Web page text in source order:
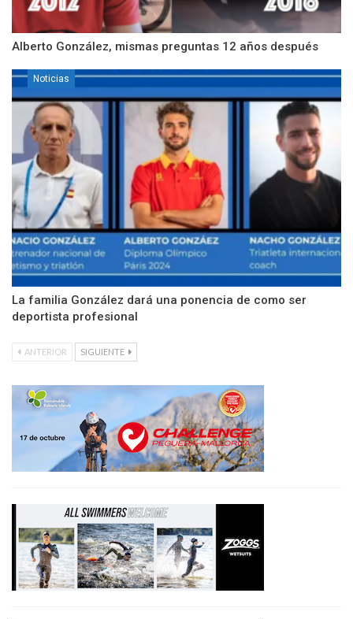
Alberto González, mismas preguntas 12 años después
Noticias
La familia González dará una ponencia de como ser
deportista profesional
ANTERIOR SIGUIENTE